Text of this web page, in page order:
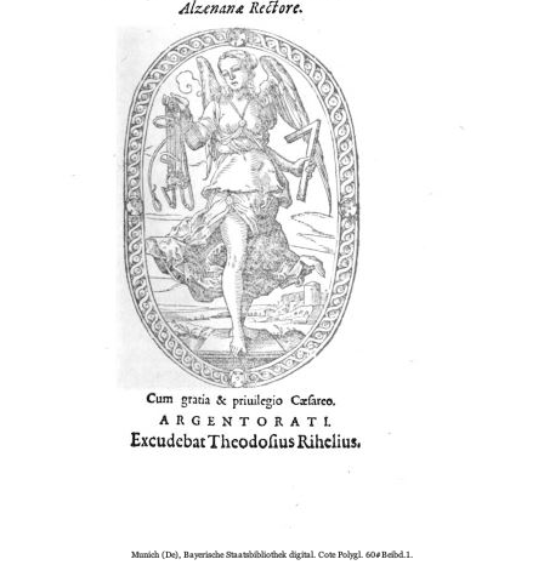
Munich (De), Bayerische Staatsbibliothek digital. Cote Polygl. 60#Beibd.1.